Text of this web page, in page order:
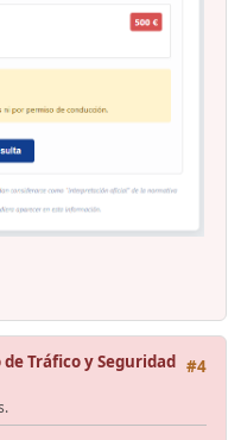
#4
de Tráfico y Seguridad